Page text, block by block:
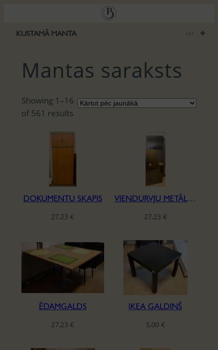
saturu
+
KUSTAMĀ MANTA
Mantas saraksts
Showing 1–16
of 561 resultsS
r
t
b
y
l
e
s
DOKUMENTU SKAPIS
27,23€
VIENDURVJU METĀLA DOKUMENTU SKAPIS
27,23 €
ĒDAMGALDS
27,23€
IKEA GALDIŅŠ
5,00 €